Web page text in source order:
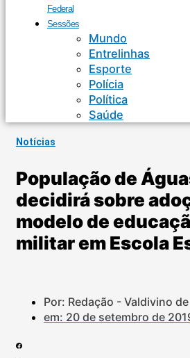
Federal
Sessões
Mundo
Entrelinhas
Esporte
Polícia
Política
Saúde
Notícias
População de
decidirá sobre
modelo de
militar em Escola
Por: Redação - Valdivino
em: 20 de setembro de